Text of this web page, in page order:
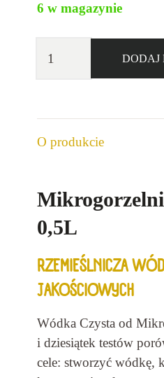
6 w magazynie
Mikrogorzelnia
40%
DODAJ
O produkcie
0,5L
RZEMIEŚLNICZA
JAKOŚCIOWYCH
Wódka Czysta od
i dziesiątek testów
cele: stworzyć wódkę,